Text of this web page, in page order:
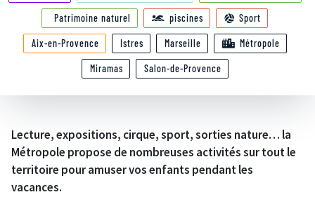
Patrimoine naturel piscines Sport
Aix-en-Provence Istres Marseille Métropole
Miramas Salon-de-Provence
Lecture, expositions, cirque, sport, sorties nature… la
Métropole propose de nombreuses activités sur tout le
territoire pour amuser vos enfants pendant les
vacances.